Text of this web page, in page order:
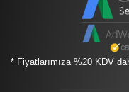
* Fiyatlarımıza %20 KDV